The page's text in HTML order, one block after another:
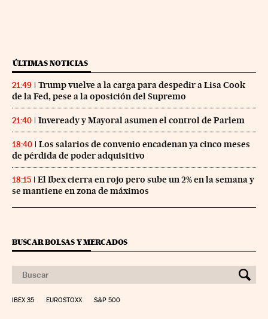
ÚLTIMAS NOTICIAS
21:49
Trump vuelve a la carga para despedir a Lisa Cook
de la Fed, pese a la oposición del Supremo
21:40 Inveready y Mayoral asumen el control de Parlem
18:40
Los salarios de convenio encadenan ya cinco meses
de pérdida de poder adquisitivo
18:15
El Ibex cierra en rojo pero sube un 2% en la semana y
se mantiene en zona de máximos
BUSCAR BOLSAS Y MERCADOS
IBEX 35 EUROSTOXX S&P 500